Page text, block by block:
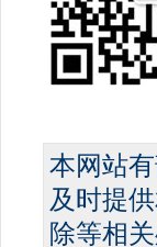
本网站
及时提
除等相关